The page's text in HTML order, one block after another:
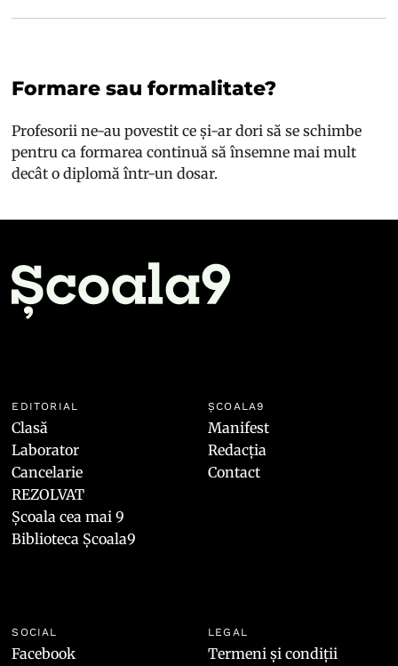
Formare sau formalitate?
Profesorii ne-au povestit ce și-ar dori să se schimbe
pentru ca formarea continuă să însemne mai mult
decât o diplomă într-un dosar.
EDITORIAL
Clasă
Laborator
Cancelarie
REZOLVAT
Școala cea mai 9
Biblioteca Școala9
ȘCOALA9
Manifest
Redacția
Contact
SOCIAL
Facebook
LEGAL
Termeni și condiții